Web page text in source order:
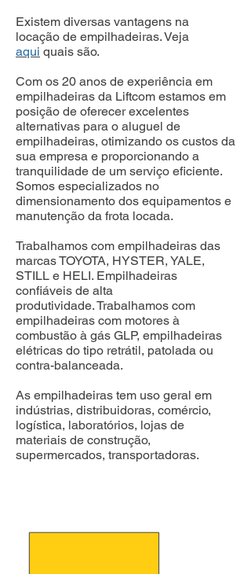
Existem diversas vantagens na
locação de empilhadeiras. Veja
aqui quais são.
Com os 20 anos de experiência em
empilhadeiras da Liftcom estamos em
posição de oferecer excelentes
alternativas para o aluguel de
empilhadeiras, otimizando os custos da
sua empresa e proporcionando a
tranquilidade de um serviço eficiente.
Somos especializados no
dimensionamento dos equipamentos e
manutenção da frota locada.
Trabalhamos com empilhadeiras das
marcas TOYOTA, HYSTER, YALE,
STILL e HELI. Empilhadeiras
confiáveis de alta
produtividade.Trabalhamos com
empilhadeiras com motores à
combustão à gás GLP, empilhadeiras
elétricas do tipo retrátil, patolada ou
contra-balanceada.
As empilhadeiras tem uso geral em
indústrias, distribuidoras, comércio,
logística, laboratórios, lojas de
materiais de construção,
supermercados, transportadoras.